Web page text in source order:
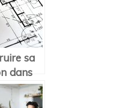
sa
dans
de